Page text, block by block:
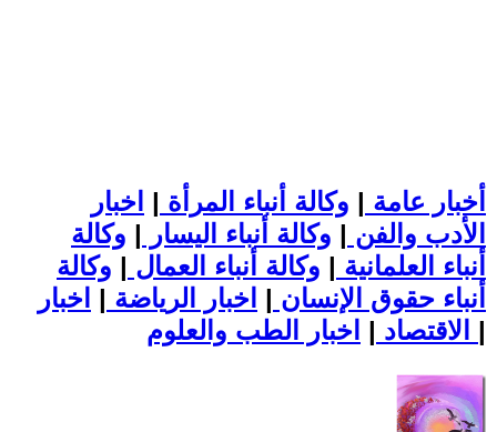
أخبار عامة | وكالة أنباء المرأة | اخبار
الأدب والفن | وكالة أنباء اليسار | وكالة
أنباء العلمانية | وكالة أنباء العمال | وكالة
أنباء حقوق الإنسان | اخبار الرياضة | اخبار
الاقتصاد | |